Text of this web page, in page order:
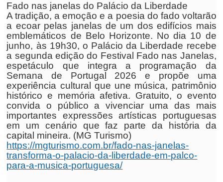
Fado nas janelas do Palácio da Liberdade
A tradição, a emoção e a poesia do fado voltarão
a ecoar pelas janelas de um dos edifícios mais
emblemáticos de Belo Horizonte. No dia 10 de
junho, às 19h30, o Palácio da Liberdade recebe
a segunda edição do Festival Fado nas Janelas,
espetáculo que integra a programação da
Semana de Portugal 2026 e propõe uma
experiência cultural que une música, patrimônio
histórico e memória afetiva. Gratuito, o evento
convida o público a vivenciar uma das mais
importantes expressões artísticas portuguesas
em um cenário que faz parte da história da
capital mineira. (MG Turismo)
https://mgturismo.com.br/fado-nas-janelas-
transforma-o-palacio-da-liberdade-em-palco-
para-a-musica-portuguesa/